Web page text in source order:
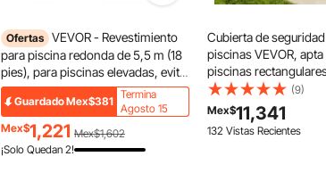
Ofertas VEVOR - Revestimiento
para piscina redonda de 5,5 m (18
pies), para piscinas elevadas, evita
perforaciones, base de geotextil
reciclado, prolonga su vida útil.
GuardadoMex$381
Termina
Agosto 15
Mex$1,221 Mex$1,602
¡Solo Quedan 2!
Cubierta de
piscinas VEVOR,
piscinas
de 4,9 x 9,75 m (16 x
cubierta de seguridad
de drenaje, cubierta
para piscinas, cubierta
(9)
Mex$11,341
132 Vistas Recientes